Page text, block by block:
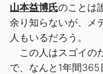
山本益博氏のことは
余り知らないが、メ
人もいるだろう。
この人はスゴイの
で、なんと1年間